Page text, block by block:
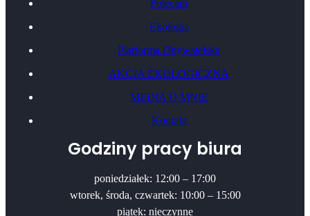
Polecam
Ekologia
Platforma Obywatelska
AKCJA EKOLOGICZNA
MEDIA O MNIE
Kontakt
Godziny pracy biura
poniedziałek: 12:00 – 17:00
wtorek, środa, czwartek: 10:00 – 15:00
piątek: nieczynne